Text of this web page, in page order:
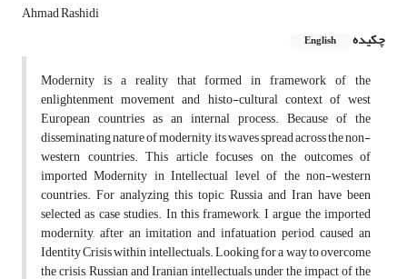
Ahmad Rashidi
چکیده
English
Modernity is a reality that formed in framework of the
enlightenment movement and histo-cultural context of west
European countries as an internal process. Because of the
disseminating nature of modernity, its waves spread across the non-
western countries. This article focuses on the outcomes of
imported Modernity in Intellectual level of the non-western
countries. For analyzing this topic, Russia and Iran have been
selected as case studies. In this framework, I argue the imported
modernity, after an imitation and infatuation period, caused an
Identity Crisis within intellectuals. Looking for a way to overcome
the crisis, Russian and Iranian intellectuals, under the impact of the